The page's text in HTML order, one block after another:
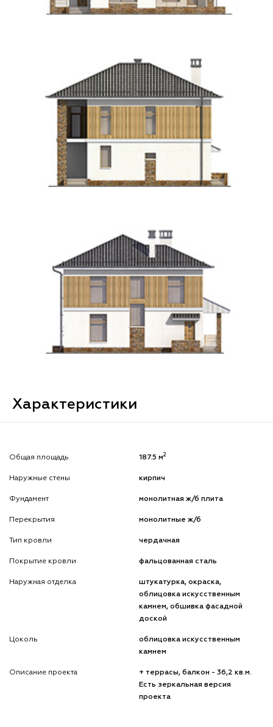
Характеристики
Общая площадь 187.5 м2
Наружные стены кирпич
Фундамент монолитная ж/б плита
Перекрытия монолитные ж/б
Тип кровли чердачная
Покрытие кровли фальцованная сталь
Наружная отделка
штукатурка, окраска,
облицовка искусственным
камнем, обшивка фасадной
доской
Цоколь
облицовка искусственным
камнем
Описание проекта
+ террасы, балкон - 36,2 кв.м.
Есть зеркальная версия
проекта